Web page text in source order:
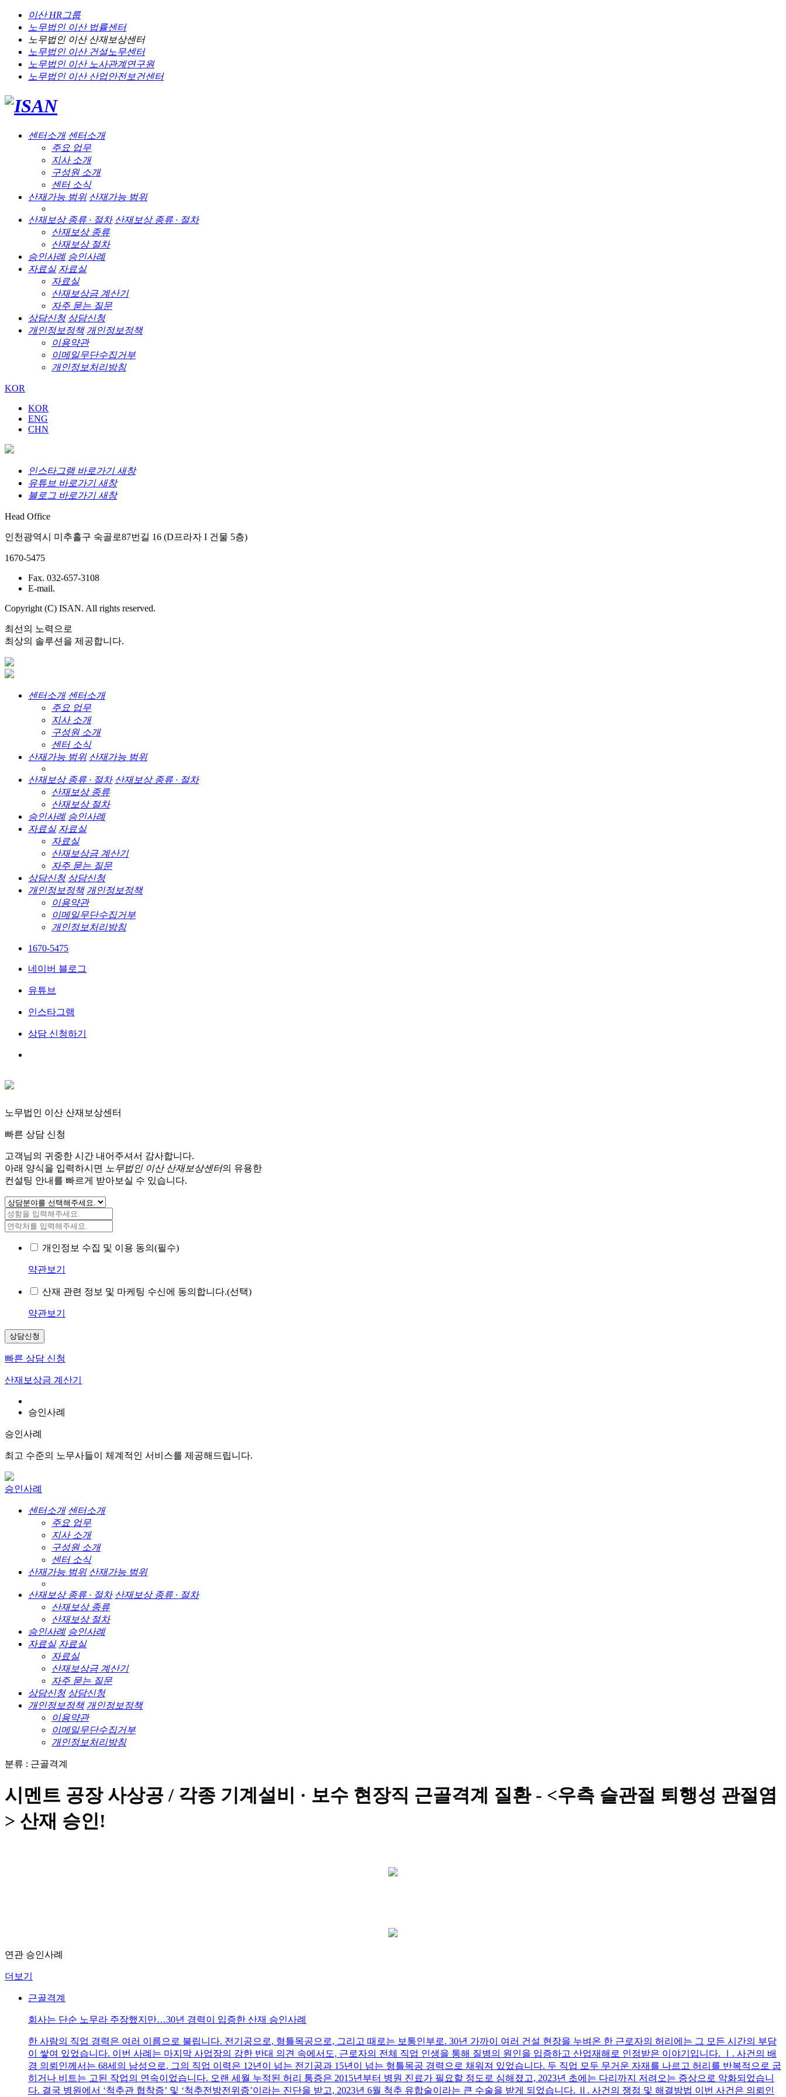
이산 HR그룹
노무법인 이산법률센터
노무법인 이산산재보상센터
노무법인 이산건설노무센터
노무법인 이산노사관계연구원
노무법인 이산산업안전보건센터
센터소개 센터소개
주요 업무
지사 소개
구성원 소개
센터 소식
산재가능 범위 산재가능 범위
산재보상 종류 · 절차 산재보상 종류 · 절차
산재보상 종류
산재보상 절차
승인사례 승인사례
자료실 자료실
자료실
산재보상금 계산기
자주 묻는 질문
상담신청 상담신청
개인정보정책 개인정보정책
이용약관
이메일무단수집거부
개인정보처리방침
KOR
KOR
ENG
CHN
인스타그램 바로가기 새창
유튜브 바로가기 새창
블로그 바로가기 새창
Head Office
인천광역시 미추홀구 숙골로87번길 16 (D프라자 I 건물 5층)
1670-5475
Fax. 032-657-3108
E-mail.
Copyright (C) ISAN. All rights reserved.
최선의 노력으로
최상의 솔루션을 제공합니다.
센터소개 센터소개
주요 업무
지사 소개
구성원 소개
센터 소식
산재가능 범위 산재가능 범위
산재보상 종류 · 절차 산재보상 종류 · 절차
산재보상 종류
산재보상 절차
승인사례 승인사례
자료실 자료실
자료실
산재보상금 계산기
자주 묻는 질문
상담신청 상담신청
개인정보정책 개인정보정책
이용약관
이메일무단수집거부
개인정보처리방침
1670-5475
네이버 블로그
유튜브
인스타그램
상담 신청하기
노무법인 이산 산재보상센터
빠른 상담 신청
고객님의 귀중한 시간 내어주셔서 감사합니다.
아래 양식을 입력하시면
노무법인 이산 산재보상센터의 유용한
컨설팅 안내를 빠르게 받아보실 수 있습니다.
개인정보 수집 및 이용 동의(필수)
약관보기
산재 관련 정보 및 마케팅 수신에 동의합니다.(선택)
약관보기
상담신청
빠른 상담 신청
산재보상금 계산기
승인사례
승인사례
최고 수준의 노무사들이 체계적인 서비스를 제공해드립니다.
승인사례
센터소개 센터소개
주요 업무
지사 소개
구성원 소개
센터 소식
산재가능 범위 산재가능 범위
산재보상 종류 · 절차 산재보상 종류 · 절차
산재보상 종류
산재보상 절차
승인사례 승인사례
자료실 자료실
자료실
산재보상금 계산기
자주 묻는 질문
상담신청 상담신청
개인정보정책 개인정보정책
이용약관
이메일무단수집거부
개인정보처리방침
분류 : 근골격계
시멘트 공장 사상공 / 각종 기계설비 · 보수 현장직 근골격계 질환 - <우측 슬관절 퇴행성 관절염
> 산재 승인!
연관 승인사례
더보기
근골격계
회사는 단순 노무라 주장했지만…30년 경력이 입증한 산재 승인사례
한 사람의 직업 경력은 여러 이름으로 불립니다. 전기공으로, 형틀목공으로, 그리고 때로는 보통인부로. 30년 가까이 여러 건설 현장을 누벼온 한 근로자의 허리에는 그 모든 시간의 부담
이 쌓여 있었습니다. 이번 사례는 마지막 사업장의 강한 반대 의견 속에서도, 근로자의 전체 직업 인생을 통해 질병의 원인을 입증하고 산업재해로 인정받은 이야기입니다. Ⅰ. 사건의 배
경 의뢰인께서는 68세의 남성으로, 그의 직업 이력은 12년이 넘는 전기공과 15년이 넘는 형틀목공 경력으로 채워져 있었습니다. 두 직업 모두 무거운 자재를 나르고 허리를 반복적으로 굽
히거나 비트는 고된 작업의 연속이었습니다. 오랜 세월 누적된 허리 통증은 2015년부터 병원 진료가 필요할 정도로 심해졌고, 2023년 초에는 다리까지 저려오는 증상으로 악화되었습니
다. 결국 병원에서 ‘척추관 협착증’ 및 ‘척추전방전위증’이라는 진단을 받고, 2023년 6월 척추 유합술이라는 큰 수술을 받게 되었습니다. Ⅱ. 사건의 쟁점 및 해결방법 이번 사건은 의뢰인